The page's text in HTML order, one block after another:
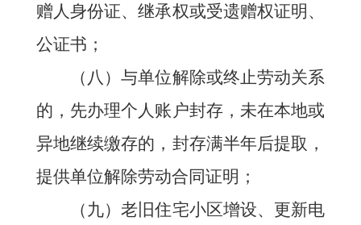
赠人身份证、继承权或受遗赠权证明、
公证书；
（八）与单位解除或终止劳动关系
的，先办理个人账户封存，未在本地或
异地继续缴存的，封存满半年后提取，
提供单位解除劳动合同证明；
（九）老旧住宅小区增设、更新电